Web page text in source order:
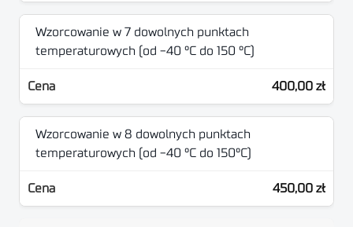
Wzorcowanie w 7 dowolnych punktach
temperaturowych (od -40 °C do 150 °C)
400,00 zł
Wzorcowanie w 8 dowolnych punktach
temperaturowych (od -40 °C do 150°C)
450,00 zł